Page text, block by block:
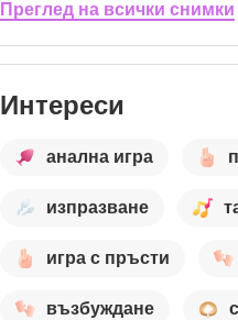
Преглед на всички снимки
Интереси
анална игра
изпразване
игра с пръсти
възбуждане